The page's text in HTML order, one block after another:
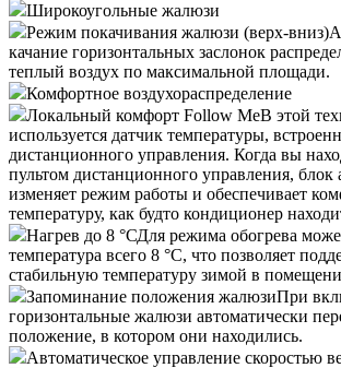
Широкоугольные жалюзи
Режим покачивания жалюзи (верх-вниз)
качание горизонтальных заслонок
теплый воздух по максимальной площади.
Комфортное воздухораспределение
Локальный комфорт Follow MeВ этой
используется датчик температуры,
дистанционного управления. Когда вы
пультом дистанционного управления, блок
изменяет режим работы и обеспечивает
температуру, как будто кондиционер
Нагрев до 8 °СДля режима обогрева
температура всего 8 °С, что позволяет
стабильную температуру зимой в
Запоминание положения жалюзиПри
горизонтальные жалюзи автоматически
положение, в котором они находились.
Автоматическое управление скоростью